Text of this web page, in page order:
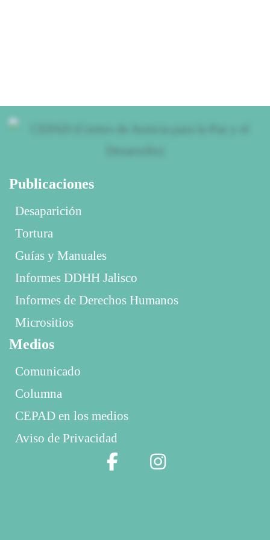
Publicaciones
Desaparición
Tortura
Guías y Manuales
Informes DDHH Jalisco
Informes de Derechos Humanos
Micrositios
Medios
Comunicado
Columna
CEPAD en los medios
Aviso de Privacidad